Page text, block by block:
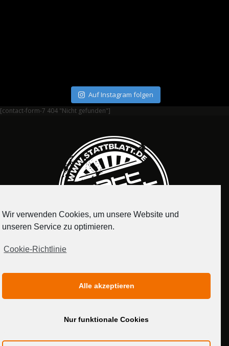
Auf Instagram folgen
[contact-form-7 404 "Nicht gefunden"]
MEDIADATEN
Wir verwenden Cookies, um unsere Website und
unseren Service zu optimieren.
Cookie-Richtlinie
Alle akzeptieren
Nur funktionale Cookies